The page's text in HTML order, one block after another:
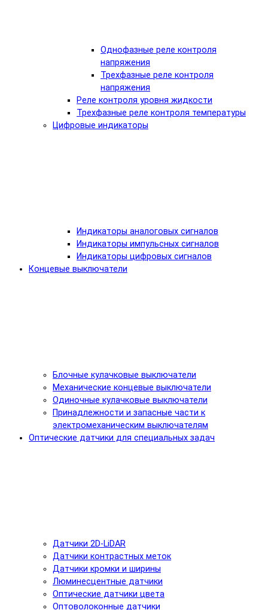
Однофазные реле контроля
напряжения
Трехфазные реле контроля
напряжения
Реле контроля уровня жидкости
Трехфазные реле контроля температуры
Цифровые индикаторы
Индикаторы аналоговых сигналов
Индикаторы импульсных сигналов
Индикаторы цифровых сигналов
Концевые выключатели
Блочные кулачковые выключатели
Механические концевые выключатели
Одиночные кулачковые выключатели
Принадлежности и запасные части к
электромеханическим выключателям
Оптические датчики для специальных задач
Датчики 2D-LiDAR
Датчики контрастных меток
Датчики кромки и ширины
Люминесцентные датчики
Оптические датчики цвета
Оптоволоконные датчики